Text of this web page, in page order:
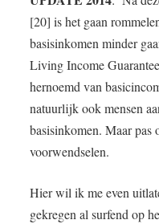
[20] is het gaan
basisinkomen minder
Living Income
hernoemd van
natuurlijk ook mensen
basisinkomen. Maar
voorwendselen.
Hier wil ik me even
gekregen al surfend op